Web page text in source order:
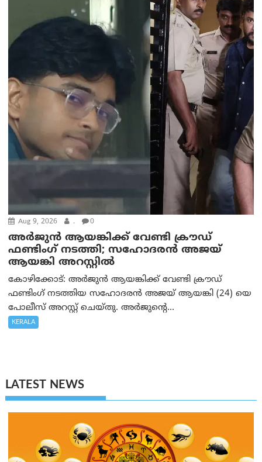
Aug 9, 2026 . 0
അർജുൻ ആയങ്കിക്ക് വേണ്ടി ക്രൗഡ്
ഫണ്ടിംഗ് നടത്തി; സഹോദരന്‍ അജയ്
ആയങ്കി അറസ്റ്റിൽ
കോഴിക്കോട്: അർജുൻ ആയങ്കിക്ക് വേണ്ടി ക്രൗഡ്
ഫണ്ടിംഗ് നടത്തിയ സഹോദരന്‍ അജയ് ആയങ്കി (24) യെ
പോലീസ് അറസ്റ്റ് ചെയ്തു. അർജുന്റെ...
KERALA
LATEST NEWS